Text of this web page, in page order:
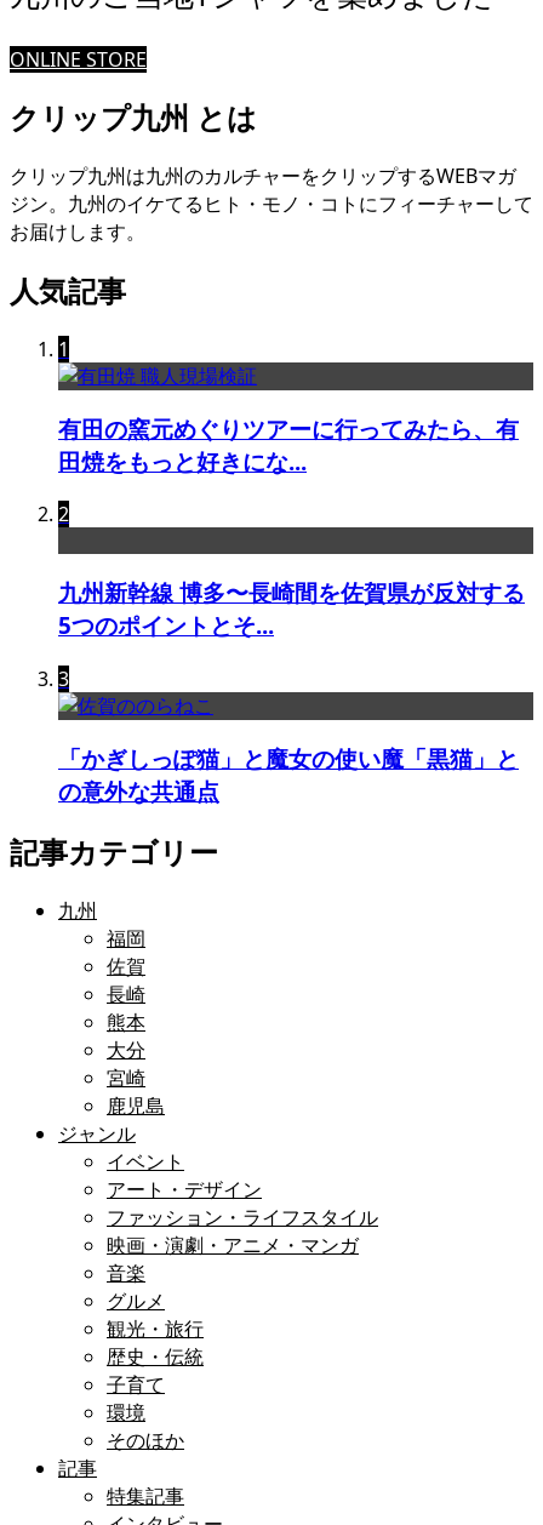
ONLINE STORE
クリップ九州 とは
クリップ九州は九州のカルチャーをクリップするWEBマガ
ジン。九州のイケてるヒト・モノ・コトにフィーチャーして
お届けします。
人気記事
1
有田の窯元めぐりツアーに行ってみたら、有
田焼をもっと好きにな...
2
九州新幹線 博多〜長崎間を佐賀県が反対する
5つのポイントとそ...
3
「かぎしっぽ猫」と魔女の使い魔「黒猫」と
の意外な共通点
記事カテゴリー
九州
福岡
佐賀
長崎
熊本
大分
宮崎
鹿児島
ジャンル
イベント
アート・デザイン
ファッション・ライフスタイル
映画・演劇・アニメ・マンガ
音楽
グルメ
観光・旅行
歴史・伝統
子育て
環境
そのほか
記事
特集記事